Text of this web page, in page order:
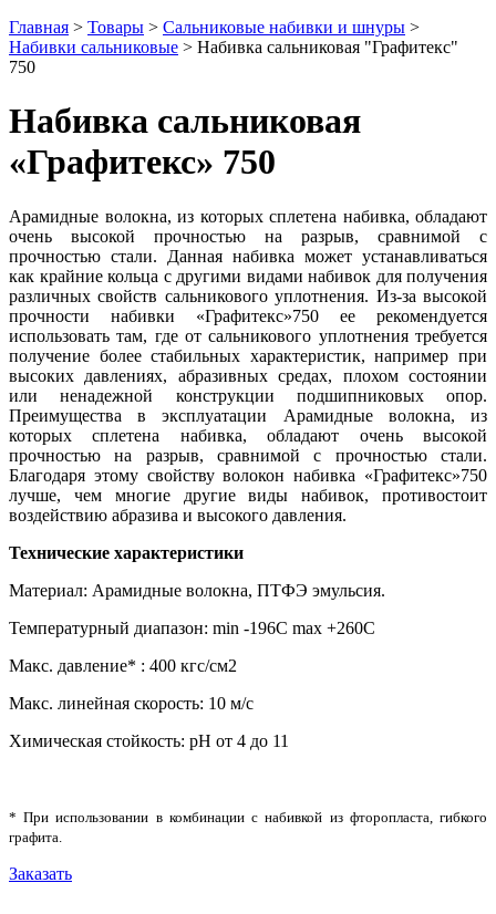
Главная > Товары > Сальниковые набивки и шнуры >
Набивки сальниковые > Набивка сальниковая "Графитекс"
750
Набивка сальниковая
«Графитекс» 750
Арамидные волокна, из которых сплетена набивка, обладают
очень высокой прочностью на разрыв, сравнимой с
прочностью стали. Данная набивка может устанавливаться
как крайние кольца с другими видами набивок для получения
различных свойств сальникового уплотнения. Из-за высокой
прочности набивки «Графитекс»750 ее рекомендуется
использовать там, где от сальникового уплотнения требуется
получение более стабильных характеристик, например при
высоких давлениях, абразивных средах, плохом состоянии
или ненадежной конструкции подшипниковых опор.
Преимущества в эксплуатации Арамидные волокна, из
которых сплетена набивка, обладают очень высокой
прочностью на разрыв, сравнимой с прочностью стали.
Благодаря этому свойству волокон набивка «Графитекс»750
лучше, чем многие другие виды набивок, противостоит
воздействию абразива и высокого давления.
Технические характеристики
Материал: Арамидные волокна, ПТФЭ эмульсия.
Температурный диапазон: min -196С max +260С
Макс. давление* : 400 кгс/см2
Макс. линейная скорость: 10 м/с
Химическая стойкость: рН от 4 до 11
* При использовании в комбинации с набивкой из фторопласта, гибкого
графита.
Заказать